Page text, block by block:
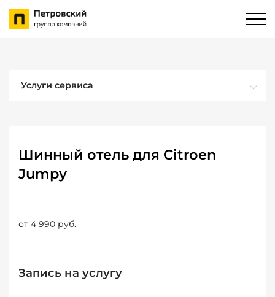
Услуги сервиса
Шинный отель для Citroen
Jumpy
от 4 990 руб.
Запись на услугу